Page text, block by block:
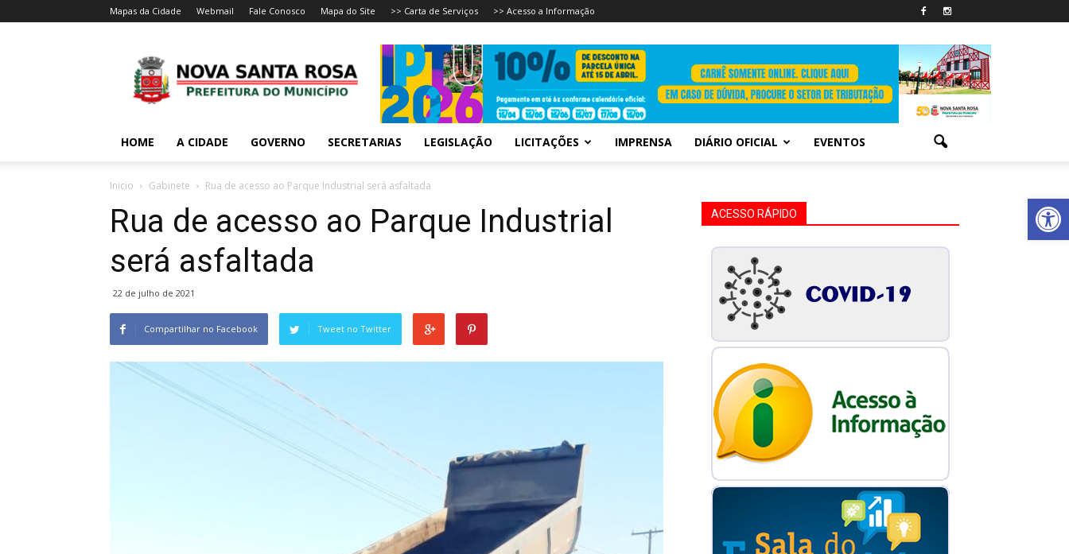
Abrir
Mapas da Cidade Webmail Fale Conosco Mapa do Site >> Carta de Serviços >> Acesso a Informação
HOME A CIDADE GOVERNO SECRETARIAS LEGISLAÇÃO LICITAÇÕES IMPRENSA DIÁRIO OFICIAL EVENTOS
Inicio Gabinete Rua de acesso ao Parque Industrial será asfaltada
Rua de acesso ao Parque Industrial
será asfaltada
22 de julho de 2021
Compartilhar no Facebook Tweet no Twitter
ACESSO RÁPIDO